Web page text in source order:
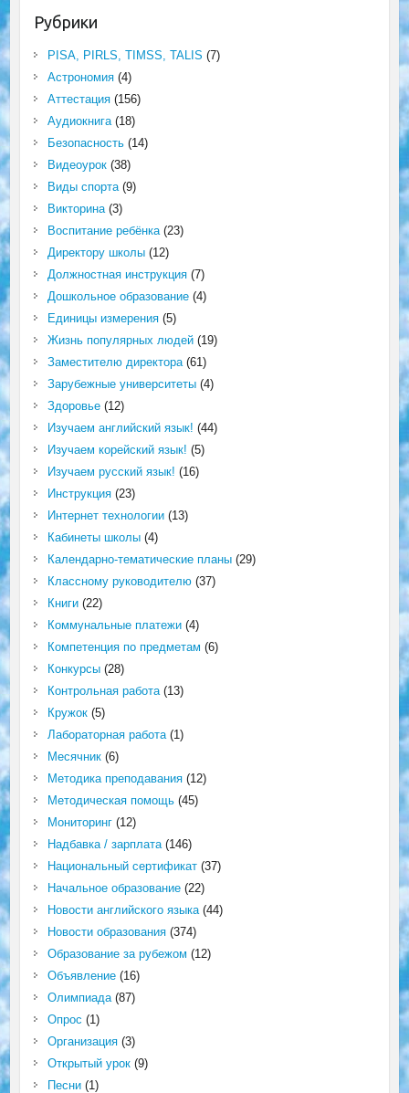
Рубрики
PISA, PIRLS, TIMSS, TALIS (7)
Астрономия(4)
Аттестация(156)
Аудиокнига(18)
Безопасность(14)
Видеоурок(38)
Виды спорта(9)
Викторина(3)
Воспитание ребёнка(23)
Директору школы(12)
Должностная инструкция(7)
Дошкольное образование(4)
Единицы измерения(5)
Жизнь популярных людей(19)
Заместителю директора(61)
Зарубежные университеты(4)
Здоровье(12)
Изучаем английский язык! (44)
Изучаем корейский язык! (5)
Изучаем русский язык! (16)
Инструкция(23)
Интернет технологии(13)
Кабинеты школы(4)
Календарно-тематические планы(29)
Классному руководителю(37)
Книги(22)
Коммунальные платежи(4)
Компетенция по предметам (6)
Конкурсы(28)
Контрольная работа(13)
Кружок(5)
Лабораторная работа(1)
Месячник(6)
Методика преподавания(12)
Методическая помощь(45)
Мониторинг(12)
Надбавка / зарплата(146)
Национальный сертификат(37)
Начальное образование(22)
Новости английского языка(44)
Новости образования(374)
Образование за рубежом (12)
Объявление(16)
Олимпиада(87)
Опрос (1)
Организация(3)
Открытый урок(9)
Песни(1)